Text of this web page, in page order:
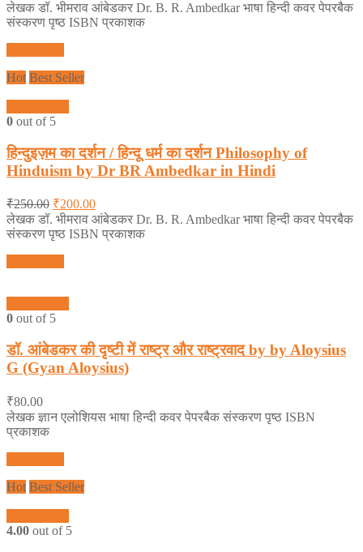
लेखक डॉ. भीमराव आंबेडकर Dr. B. R. Ambedkar भाषा हिन्दी कवर पेपरबैक
संस्करण पृष्ठ ISBN प्रकाशक
Hot Best Seller
0 out of 5
हिन्दुइज़म का दर्शन / हिन्दू धर्म का दर्शन Philosophy of
Hinduism by Dr BR Ambedkar in Hindi
₹250.00 ₹200.00
लेखक डॉ. भीमराव आंबेडकर Dr. B. R. Ambedkar भाषा हिन्दी कवर पेपरबैक
संस्करण पृष्ठ ISBN प्रकाशक
0 out of 5
डॉ. आंबेडकर की दृष्टी में राष्ट्र और राष्ट्रवाद by by Aloysius
G (Gyan Aloysius)
₹80.00
लेखक ज्ञान एलोशियस भाषा हिन्दी कवर पेपरबैक संस्करण पृष्ठ ISBN
प्रकाशक
Hot Best Seller
4.00 out of 5